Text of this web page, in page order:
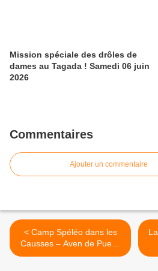
Mission spéciale des drôles de
dames au Tagada ! Samedi 06 juin
2026
Commentaires
Ajouter un commentaire
< Camp Spéléo dans les
Causses – Aven de Puech
Nègre et Aven de Banicous